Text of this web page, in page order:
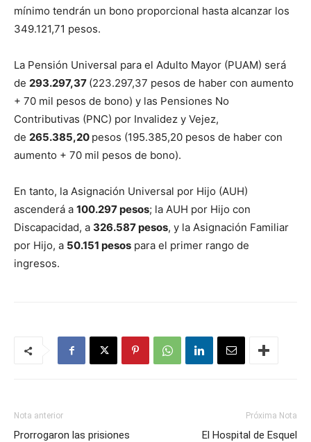
mínimo tendrán un bono proporcional hasta alcanzar los
349.121,71 pesos.
La Pensión Universal para el Adulto Mayor (PUAM) será
de 293.297,37 (223.297,37 pesos de haber con aumento
+ 70 mil pesos de bono) y las Pensiones No
Contributivas (PNC) por Invalidez y Vejez,
de 265.385,20 pesos (195.385,20 pesos de haber con
aumento + 70 mil pesos de bono).
En tanto, la Asignación Universal por Hijo (AUH)
ascenderá a 100.297 pesos; la AUH por Hijo con
Discapacidad, a 326.587 pesos, y la Asignación Familiar
por Hijo, a 50.151 pesos para el primer rango de
ingresos.
Nota anterior
Prorrogaron las prisiones
Próxima Nota
El Hospital de Esquel